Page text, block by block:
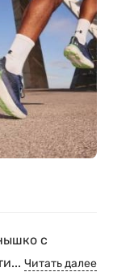
с
Читать далее